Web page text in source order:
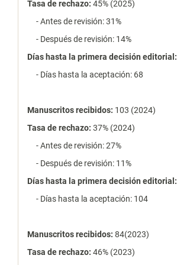
Tasa de rechazo: 45% (2025)
- Antes de revisión: 31%
- Después de revisión: 14%
Días hasta la primera decisión editorial:
- Días hasta la aceptación: 68
Manuscritos recibidos: 103 (2024)
Tasa de rechazo: 37% (2024)
- Antes de revisión: 27%
- Después de revisión: 11%
Días hasta la primera decisión editorial:
- Días hasta la aceptación: 104
Manuscritos recibidos: 84(2023)
Tasa de rechazo: 46% (2023)